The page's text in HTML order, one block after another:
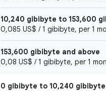
10,240 gibibyte to 153,600
0,085 US$ / 1 gibibyte, per 1
153,600 gibibyte and above
0,08 US$ / 1 gibibyte, per 1
0 gibibyte to 10,240 gibibyte